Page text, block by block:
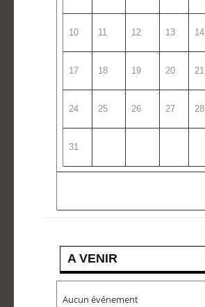
10 11 12 13 14
17 18 19 20 21
24 25 26 27 28
31
A VENIR
Aucun événement